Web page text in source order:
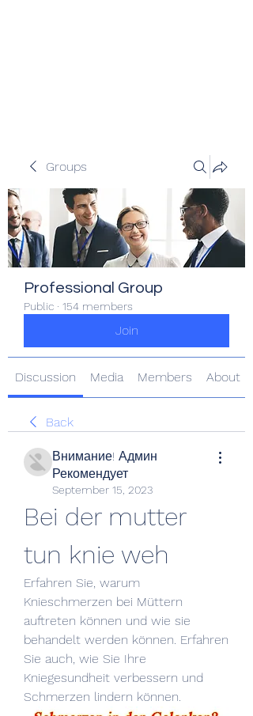
Groups
Professional Group
Public · 154 members
Join
Discussion Media Members About
Back
Внимание! Админ
Рекомендует
September 15, 2023
Bei der mutter
tun knie weh
Erfahren Sie, warum
Knieschmerzen bei Müttern
auftreten können und wie sie
behandelt werden können. Erfahren
Sie auch, wie Sie Ihre
Kniegesundheit verbessern und
Schmerzen lindern können.